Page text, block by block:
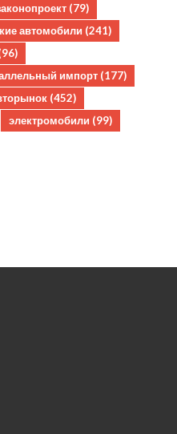
(79)
автомобили (241)
импорт (177)
(452)
электромобили (99)